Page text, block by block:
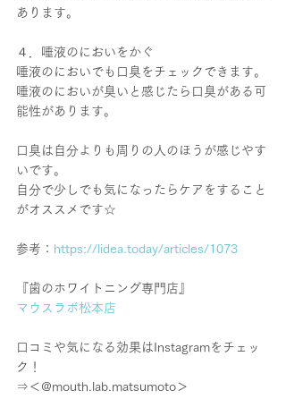
あります。
４．唾液のにおいをかぐ
唾液のにおいでも口臭をチェックできます。
唾液のにおいが臭いと感じたら口臭がある可
能性があります。
口臭は自分よりも周りの人のほうが感じやす
いです。
自分で少しでも気になったらケアをすること
がオススメです☆
参考： https://lidea.today/articles/1073
『歯のホワイトニング専門店』
マウスラボ松本店
口コミや気になる効果はInstagramをチェッ
ク！
⇒＜@mouth.lab.matsumoto＞